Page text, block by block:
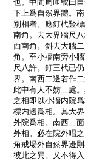
也。中間周匝號曰
下上爲自然界體。
別相者。應釘杙豎
南角。去大界牆尺
西南角。斜去大牆
角。至小牆南旁小
尺八許。釘三杙已
界。南西二邊若作
此中有人不妨二處
之相即以小牆内院
標内邊爲相。其大
外院爲相。南西二
外相。必在院外唱
角戒場外自然界邊
彼此之異。又不得